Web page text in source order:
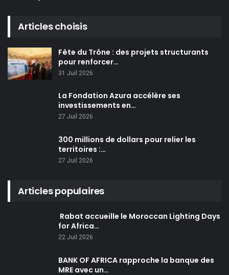
Articles choisis
Fête du Trône : des projets structurants
pour renforcer…
31 Juil 2026
La Fondation Azura accélère ses
investissements en…
27 Juil 2026
300 millions de dollars pour relier les
territoires :…
27 Juil 2026
Articles populaires
Rabat accueille le Moroccan Lighting Days
for Africa…
22 Juil 2026
BANK OF AFRICA rapproche la banque des
MRE avec un…